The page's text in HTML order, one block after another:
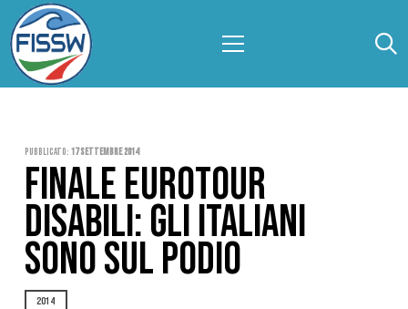
Pubblicato: 17 Settembre 2014
FINALE EUROTOUR
DISABILI: GLI ITALIANI
SONO SUL PODIO
2014